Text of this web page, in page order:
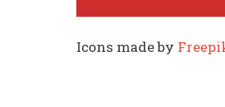
Icons made by